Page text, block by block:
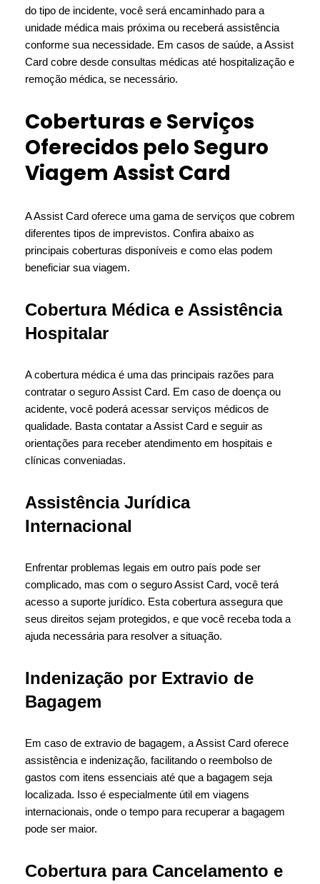
do tipo de incidente, você será encaminhado para a
unidade médica mais próxima ou receberá assistência
conforme sua necessidade. Em casos de saúde, a Assist
Card cobre desde consultas médicas até hospitalização e
remoção médica, se necessário.
Coberturas e Serviços
Oferecidos pelo Seguro
Viagem Assist Card
A Assist Card oferece uma gama de serviços que cobrem
diferentes tipos de imprevistos. Confira abaixo as
principais coberturas disponíveis e como elas podem
beneficiar sua viagem.
Cobertura Médica e Assistência
Hospitalar
A cobertura médica é uma das principais razões para
contratar o seguro Assist Card. Em caso de doença ou
acidente, você poderá acessar serviços médicos de
qualidade. Basta contatar a Assist Card e seguir as
orientações para receber atendimento em hospitais e
clínicas conveniadas.
Assistência Jurídica
Internacional
Enfrentar problemas legais em outro país pode ser
complicado, mas com o seguro Assist Card, você terá
acesso a suporte jurídico. Esta cobertura assegura que
seus direitos sejam protegidos, e que você receba toda a
ajuda necessária para resolver a situação.
Indenização por Extravio de
Bagagem
Em caso de extravio de bagagem, a Assist Card oferece
assistência e indenização, facilitando o reembolso de
gastos com itens essenciais até que a bagagem seja
localizada. Isso é especialmente útil em viagens
internacionais, onde o tempo para recuperar a bagagem
pode ser maior.
Cobertura para Cancelamento e